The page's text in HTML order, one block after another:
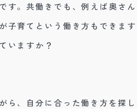
す。共働きでも、例えば奥さん
子育てという働き方もできます
いますか？
ら、自分に合った働き方を探し